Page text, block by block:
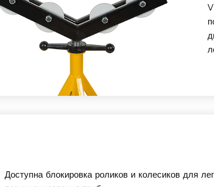
Доступна блокировка роликов и колесиков для